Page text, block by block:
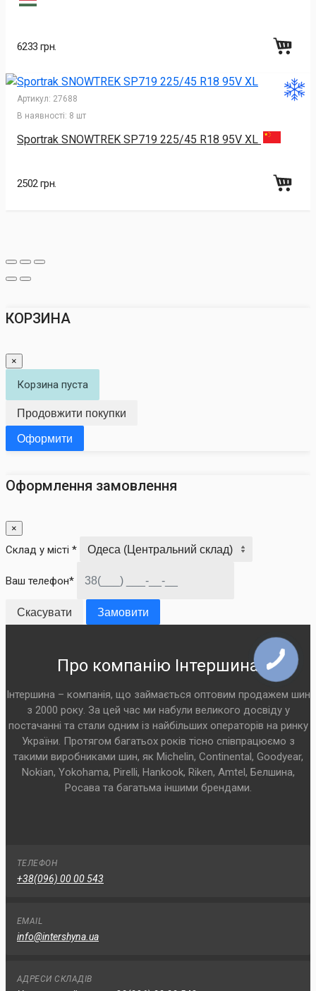
6233 грн.
Артикул: 27688
В наявності: 8 шт
Sportrak SNOWTREK SP719 225/45 R18 95V XL
2502 грн.
КОРЗИНА
×
Корзина пуста
Продовжити покупки
Оформити
Оформлення замовлення
×
Склад у місті *
Ваш телефон*
Скасувати Замовити
Про компанію Інтершина
Інтершина – компанія, що займається оптовим продажем шин
з 2000 року. За цей час ми набули великого досвіду у
постачанні та стали одним із найбільших операторів на ринку
України. Протягом багатьох років тісно співпрацюємо з
такими виробниками шин, як Michelin, Continental, Goodyear,
Nokian, Yokohama, Pirelli, Hankook, Riken, Amtel, Белшина,
Росава та багатьма іншими брендами.
ТЕЛЕФОН
+38(096) 00 00 543
EMAIL
info@intershyna.ua
АДРЕСИ СКЛАДІВ